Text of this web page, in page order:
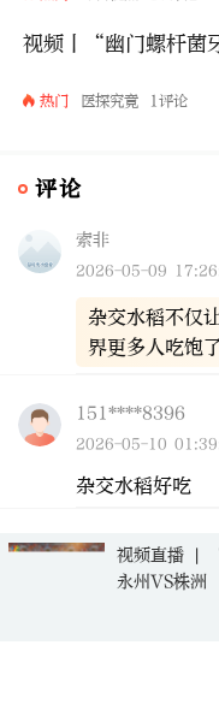
视频丨“幽门螺杆菌
热门 医探究竟 1评论
评论
索非
2026-05-09
杂交水稻不仅
界更多人吃饱了
151****8396
2026-05-10
杂交水稻好吃
庄哥
2026-05-09
视频直播 |
永州VS株洲